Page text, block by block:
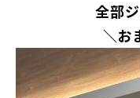
全部
＼お